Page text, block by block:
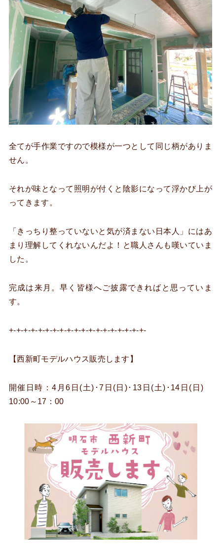
全てが手作業ですので模様が一つとして同じ柄がありま
せん。
それが味となって照明が付くと陰影になって浮かび上が
ってきます。
「きっちり整っていないと気が済まない日本人」にはあ
まり理解してくれないんだよ！と職人さんも嘆いていま
した。
完成は来月。早く皆様へご披露できればと思っていま
す。
+-+-+-+-+-+-+-+-+-+-+-+-+-+-+-+-+-+-+-
【西新町モデルハウス販売します】
開催日時：4月6日(土)･7日(日)･13日(土)･14日(日)
10:00～17：00